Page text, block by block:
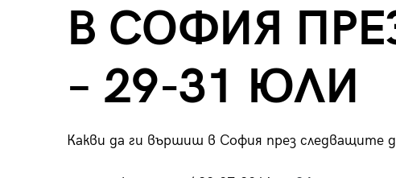
В СОФИЯ
– 29-31 ЮЛИ
Какви да ги вършиш в София през следващите
Summer Prelude: как